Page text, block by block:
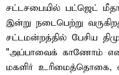
சட்டசபையில் பட்ஜெட்
இன்று நடைபெற்று
சட்டமன்றத்தில் பேசிய
"அப்பாவைக் காணோம் எனப்
மகளிர் உரிமைத்தொகை,